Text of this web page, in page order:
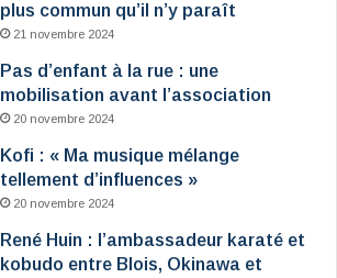
plus commun qu’il n’y paraît
21 novembre 2024
Pas d’enfant à la rue : une
mobilisation avant l’association
20 novembre 2024
Kofi : « Ma musique mélange
tellement d’influences »
20 novembre 2024
René Huin : l’ambassadeur karaté et
kobudo entre Blois, Okinawa et